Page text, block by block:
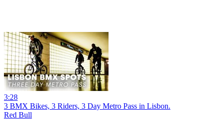
3:28
3 BMX Bikes, 3 Riders, 3 Day Metro Pass in Lisbon.
Red Bull